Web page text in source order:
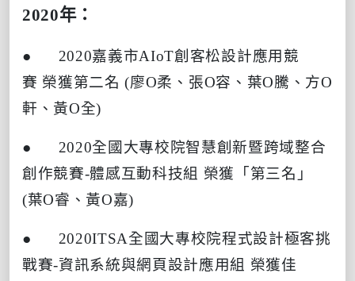
2020年：
● 2020嘉義市AIoT創客松設計應用競
賽 榮獲第二名 (廖O柔、張O容、葉O騰、方O
軒、黃O全)
● 2020全國大專校院智慧創新暨跨域整合
創作競賽-體感互動科技組 榮獲「第三名」
(葉O睿、黃O嘉)
● 2020ITSA全國大專校院程式設計極客挑
戰賽-資訊系統與網頁設計應用組 榮獲佳